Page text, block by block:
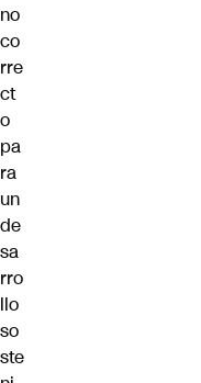
no
co
rre
ct
o
pa
ra
un
de
sa
rro
llo
so
ste